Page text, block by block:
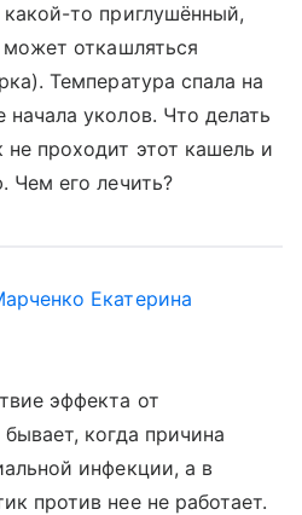
то приглушённый,
откашляться
Температура спала на
уколов. Что делать
проходит этот кашель и
Чем его лечить?
Екатерина
эффекта от
когда причина
инфекции, а в
против нее не работает.